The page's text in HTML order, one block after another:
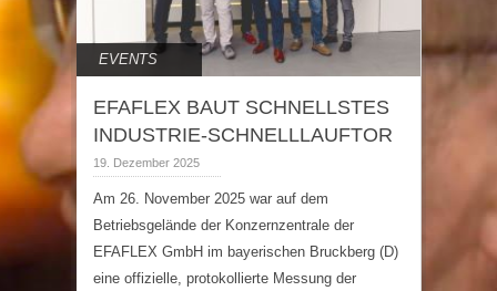
EVENTS
EFAFLEX BAUT SCHNELLSTES
INDUSTRIE-SCHNELLLAUFTOR
19. Dezember 2025
Am 26. November 2025 war auf dem
Betriebsgelände der Konzernzentrale der
EFAFLEX GmbH im bayerischen Bruckberg (D)
eine offizielle, protokollierte Messung der